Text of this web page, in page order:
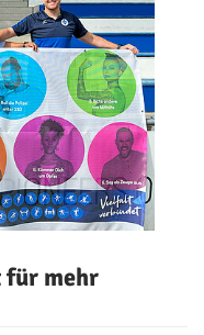
für mehr